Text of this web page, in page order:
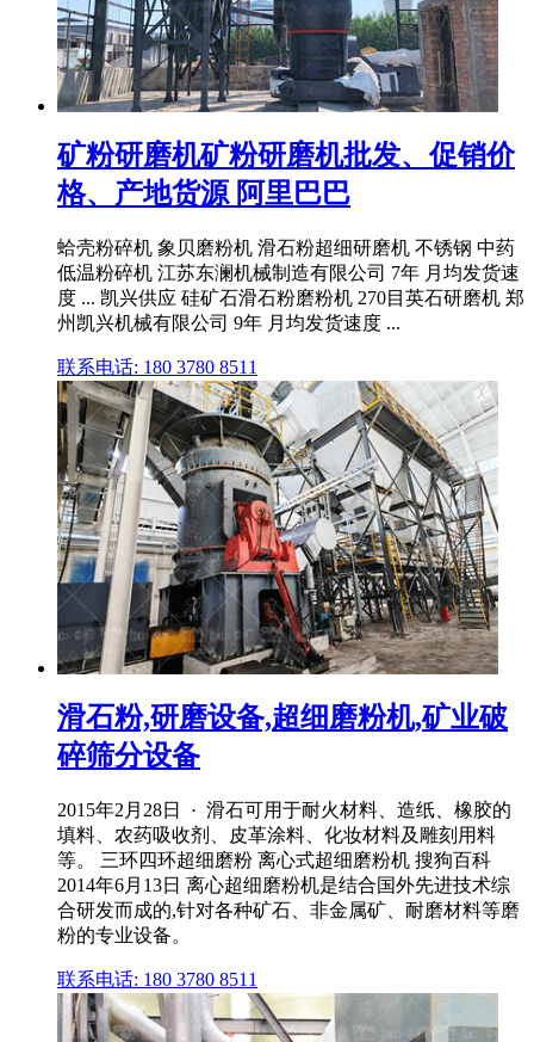
矿粉研磨机矿粉研磨机批发、促销价
格、产地货源 阿里巴巴
蛤壳粉碎机 象贝磨粉机 滑石粉超细研磨机 不锈钢 中药
低温粉碎机 江苏东澜机械制造有限公司 7年 月均发货速
度 ... 凯兴供应 硅矿石滑石粉磨粉机 270目英石研磨机 郑
州凯兴机械有限公司 9年 月均发货速度 ...
联系电话: 180 3780 8511
滑石粉,研磨设备,超细磨粉机,矿业破
碎筛分设备
2015年2月28日 · 滑石可用于耐火材料、造纸、橡胶的
填料、农药吸收剂、皮革涂料、化妆材料及雕刻用料
等。 三环四环超细磨粉 离心式超细磨粉机 搜狗百科
2014年6月13日 离心超细磨粉机是结合国外先进技术综
合研发而成的,针对各种矿石、非金属矿、耐磨材料等磨
粉的专业设备。
联系电话: 180 3780 8511